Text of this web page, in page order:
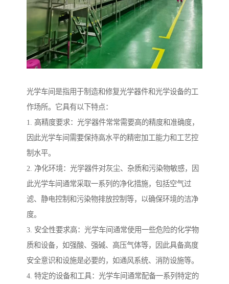
光学车间是指用于制造和修复光学器件和光学设备的工
作场所。它具有以下特点：
1. 高精度要求：光学器件常常需要高的精度和准确度，
因此光学车间需要保持高水平的精密加工能力和工艺控
制水平。
2. 净化环境：光学器件对灰尘、杂质和污染物敏感，因
此光学车间通常采取一系列的净化措施，包括空气过
滤、静电控制和污染物排放控制等，以确保环境的洁净
度。
3. 安全性要求高：光学车间通常使用一些危险的化学物
质和设备，如强酸、强碱、高压气体等，因此具备高度
安全意识和设施是必要的，如通风系统、消防设施等。
4. 特定的设备和工具：光学车间通常配备一系列特定的